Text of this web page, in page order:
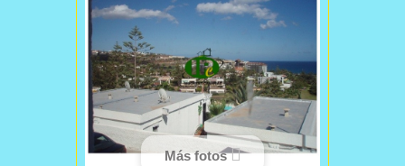
Más fotos